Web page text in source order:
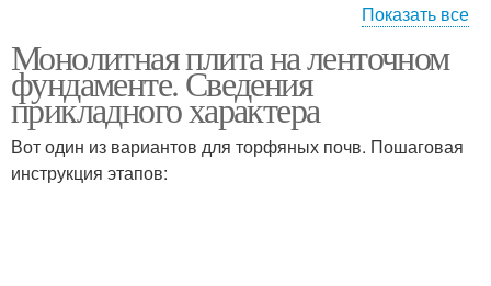
Фундамент с засыпкой Плиты под фундамент
Сваи под монолитную
Показать все
Монолитная плита на ленточном
фундаменте. Сведения
прикладного характера
Вот один из вариантов для торфяных почв. Пошаговая
инструкция этапов: